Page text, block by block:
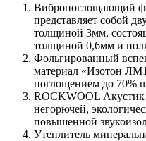
Вибропоглощающий
представляет собой
толщиной 3мм,
толщиной 0,6мм и
Фольгированный
материал «Изотон
поглощением до 70%
ROCKWOOL
негорючей,
повышенной
Утеплитель